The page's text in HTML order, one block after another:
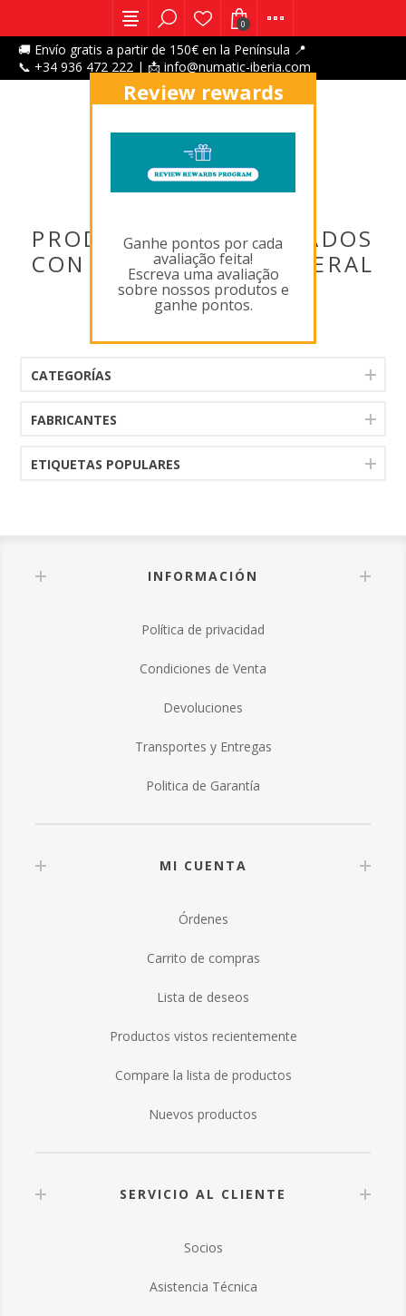
🚚 Envío gratis a partir de 150€ en la Península 📍
📞 +34 936 472 222 | 📩 info@numatic-iberia.com
0
PRODUCTOS ETIQUETADOS
CON ' VERSACARE GENERAL
ACCESSORIES '
CATEGORÍAS
FABRICANTES
ETIQUETAS POPULARES
INFORMACIÓN
Política de privacidad
Condiciones de Venta
Devoluciones
Transportes y Entregas
Politica de Garantía
MI CUENTA
Órdenes
Carrito de compras
Lista de deseos
Productos vistos recientemente
Compare la lista de productos
Nuevos productos
SERVICIO AL CLIENTE
Socios
Asistencia Técnica
Review rewards
Ganhe pontos por cada
avaliação feita!
Escreva uma avaliação
sobre nossos produtos e
ganhe pontos.